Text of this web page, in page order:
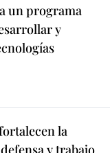
un programa
y
la